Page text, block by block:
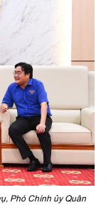
Phó Chính ủy Quân